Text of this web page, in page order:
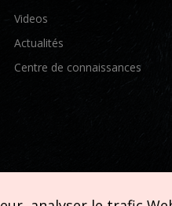
Videos
Actualités
Centre de connaissances